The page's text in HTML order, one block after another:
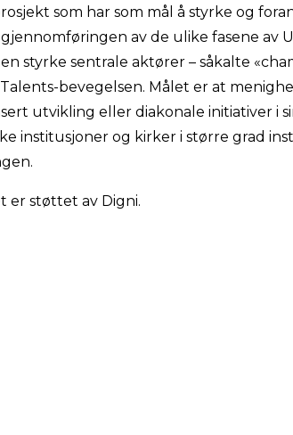
som har som mål å styrke og
av de ulike fasene av
styrke sentrale aktører – såkalte
Talents-bevegelsen. Målet er at
utvikling eller diakonale initiativer i
institusjoner og kirker i større grad
er støttet av Digni.